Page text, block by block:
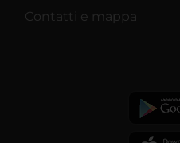
Contatti e mappa